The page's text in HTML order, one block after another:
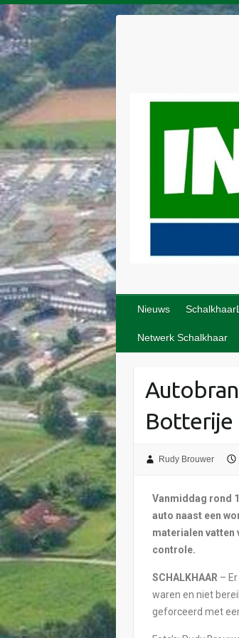
Nieuws
Netwerk Schalkhaar
Botterije
Rudy Brouwer
Vanmiddag rond
auto naast een
materialen vatten
controle.
SCHALKHAAR –
waren en niet
geforceerd met